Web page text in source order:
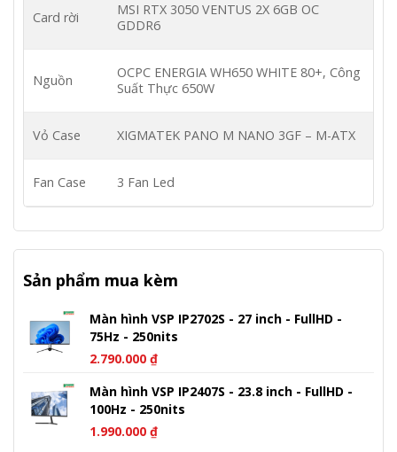
Card rời
MSI RTX 3050 VENTUS 2X 6GB OC
GDDR6
Nguồn
OCPC ENERGIA WH650 WHITE 80+, Công
Suất Thực 650W
Vỏ Case XIGMATEK PANO M NANO 3GF – M-ATX
Fan Case 3 Fan Led
Sản phẩm mua kèm
Màn hình VSP IP2702S - 27 inch - FullHD -
75Hz - 250nits
2.790.000 ₫
Màn hình VSP IP2407S - 23.8 inch - FullHD -
100Hz - 250nits
1.990.000 ₫